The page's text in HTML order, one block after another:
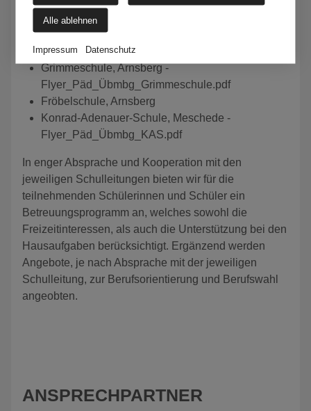
Alle ablehnen
Impressum Datenschutz
Die Kolping-Bildungszentren Südwestfalen GmbH ist
an folgenden Schulen Anbieter der Pädagogischen
Grimmeschule, Arnsberg -
Flyer_Päd_Übmbg_Grimmeschule.pdf
Fröbelschule, Arnsberg
Konrad-Adenauer-Schule, Meschede -
Flyer_Päd_Übmbg_KAS.pdf
In enger Absprache und Kooperation mit den
jeweiligen Schulleitungen bieten wir für die
teilnehmenden Schülerinnen und Schüler ein
Betreuungsprogramm an, welches sowohl die
Freizeitinteressen, als auch die Unterstützung bei den
Hausaufgaben berücksichtigt. Ergänzend werden
Angebote, je nach Absprache mit der jeweiligen
Schulleitung, zur Berufsorientierung und Berufswahl
angeobten.
ANSPRECHPARTNER